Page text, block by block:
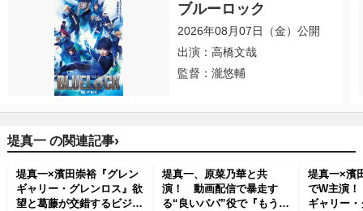
ブルーロック
2026年08月07日（金）公開
出演：高橋文哉
監督：瀧悠輔
堤真一 の関連記事›
堤真一×濱田崇裕『グレン
ギャリー・グレンロス』欲
望と葛藤が交錯するビジュ
堤真一、原菜乃華と共
演！ 動画配信で暴走す
る“良いパパ”役で『もうパ
堤真一×濱
でW主演
ギャリー